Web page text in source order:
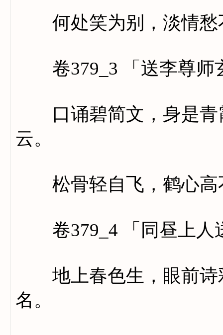
何处笑为别，淡情愁
卷379_3 「送李尊师
口诵碧简文，身是青
云。
松骨轻自飞，鹤心高
卷379_4 「同昼上人
地上春色生，眼前诗
名。